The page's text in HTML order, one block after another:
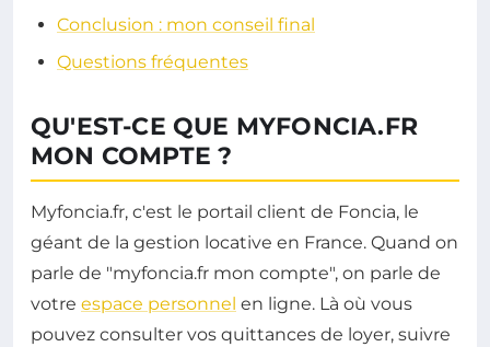
Conclusion : mon conseil final
Questions fréquentes
QU'EST-CE QUE MYFONCIA.FR
MON COMPTE ?
Myfoncia.fr, c'est le portail client de Foncia, le
géant de la gestion locative en France. Quand on
parle de "myfoncia.fr mon compte", on parle de
votre espace personnel en ligne. Là où vous
pouvez consulter vos quittances de loyer, suivre